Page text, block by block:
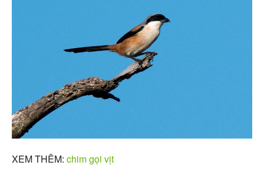
XEM THÊM: chim gọi vịt